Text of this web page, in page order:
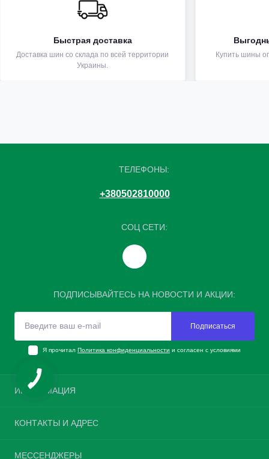
Быстрая доставка
Доставка шин со склада по всей территории
Украины.
Купить шины
ТЕЛЕФОНЫ:
+380502810000
СОЦ СЕТИ:
ПОДПИСЫВАЙТЕСЬ НА НОВОСТИ И АКЦИИ:
Подписаться
Я прочитал Политика конфиденциальности и согласен с условиями
ИНФОРМАЦИЯ
О нас
КОНТАКТЫ И АДРЕС
МЕССЕНДЖЕРЫ